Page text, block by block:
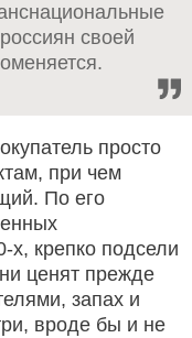
своей
просто
при чем
По его
крепко подсели
ценят прежде
запах и
вроде бы и не